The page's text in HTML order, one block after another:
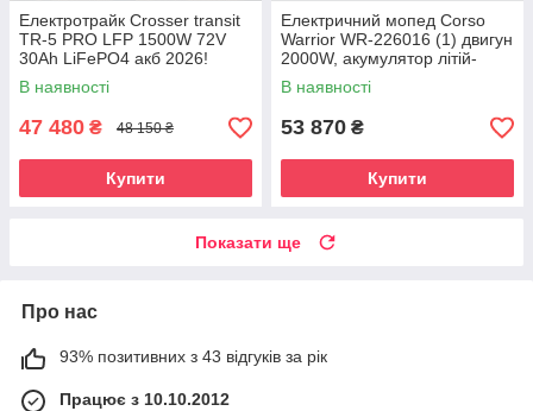
Електротрайк Crosser transit
TR-5 PRO LFP 1500W 72V
30Ah LiFePO4 акб 2026!
В наявності
47 480 ₴ 48 150 ₴
Купити
Електричний мопед Corso
Warrior WR-226016 (1) двигун
2000W, акумулятор літій-
залізо-фосфатний 72V/30Ah,
в коробці
В наявності
53 870 ₴
Купити
Показати ще
Про нас
93% позитивних з 43 відгуків за рік
Працює з 10.10.2012